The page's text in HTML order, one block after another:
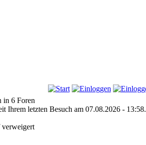
in 6 Foren
Ihrem letzten Besuch am 07.08.2026 - 13:58.